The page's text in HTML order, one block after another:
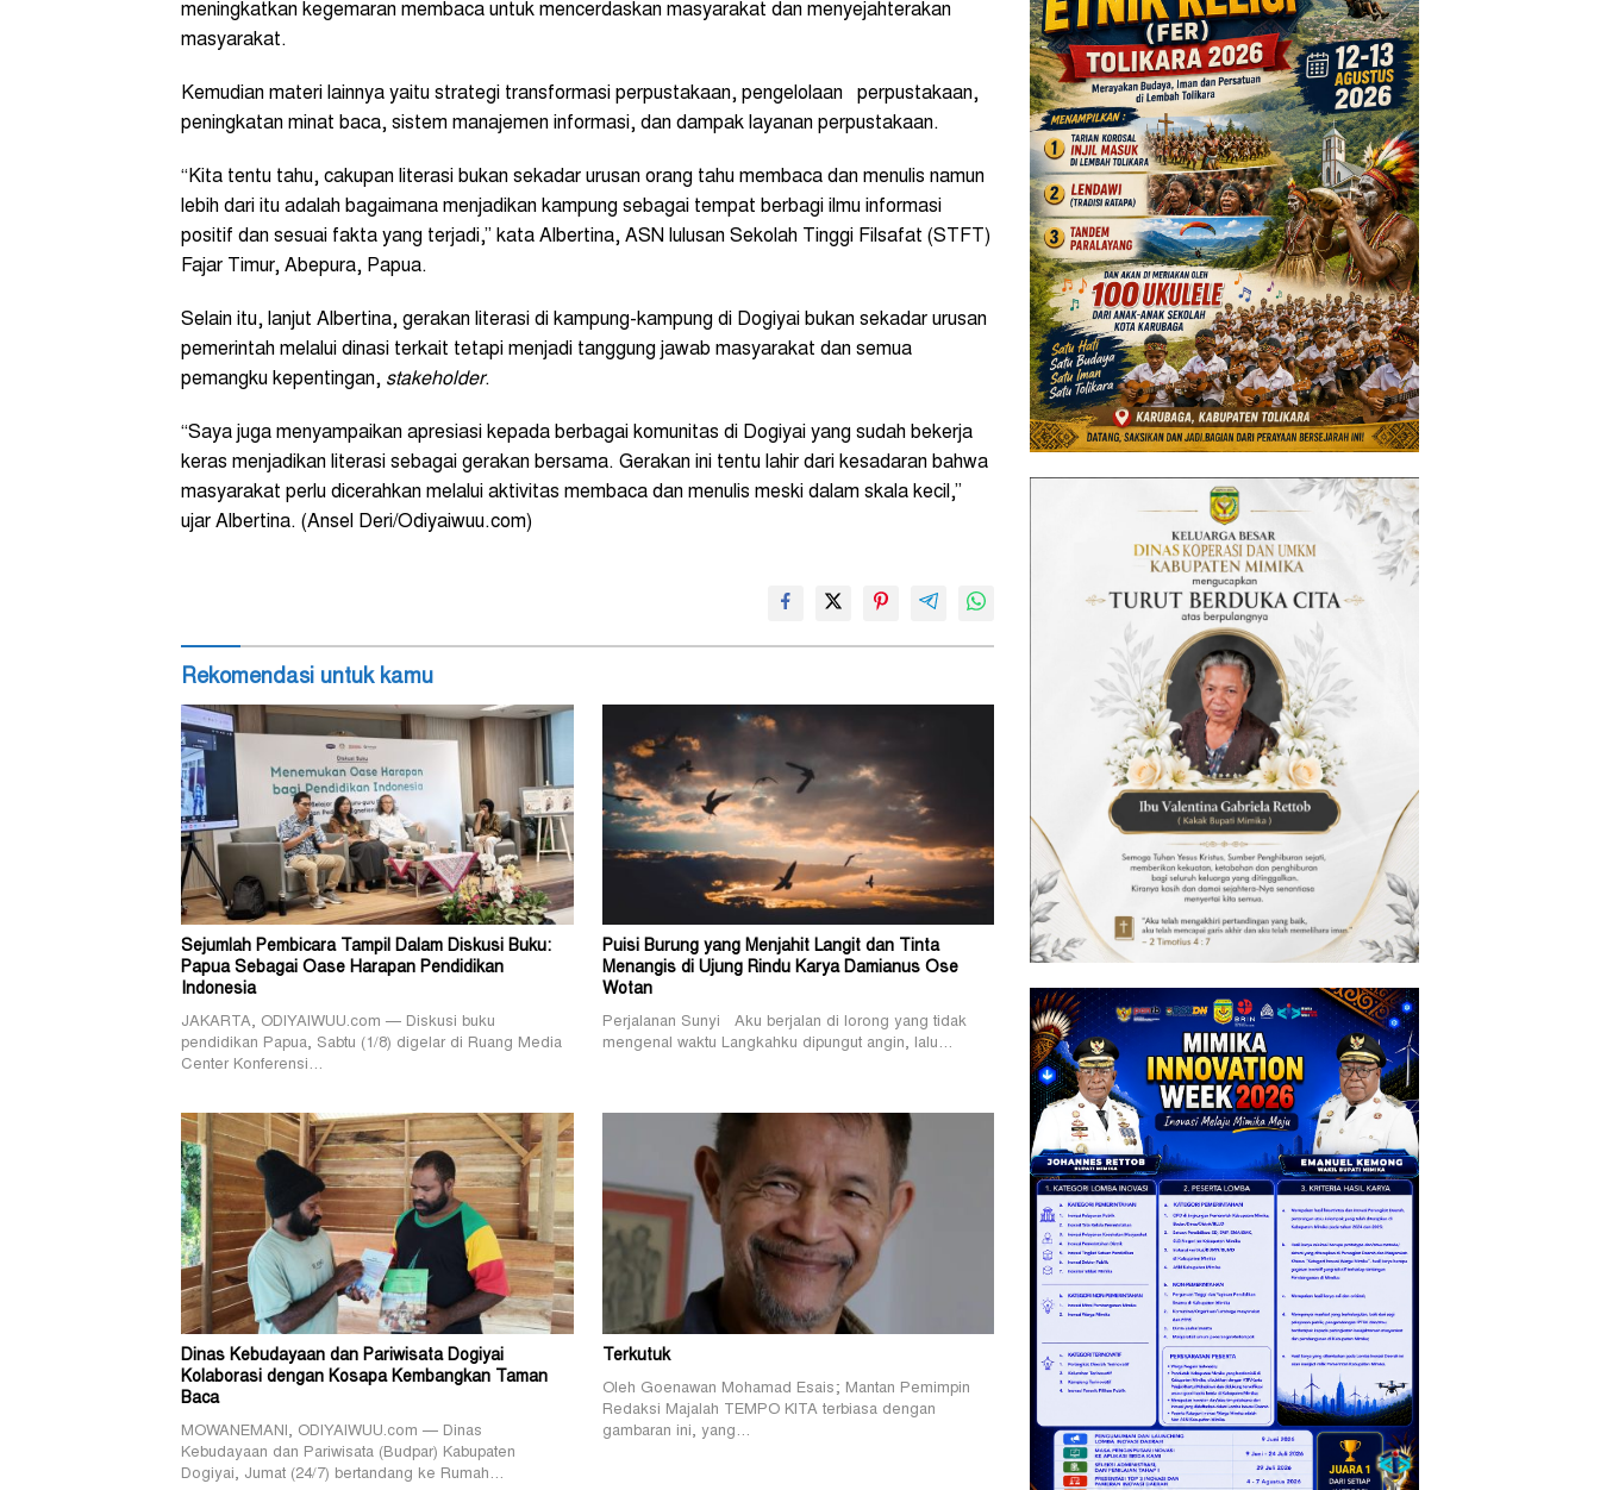
meningkatkan kegemaran membaca untuk mencerdaskan masyarakat dan menyejahterakan
masyarakat.
Kemudian materi lainnya yaitu strategi transformasi perpustakaan, pengelolaan perpustakaan,
peningkatan minat baca, sistem manajemen informasi, dan dampak layanan perpustakaan.
“Kita tentu tahu, cakupan literasi bukan sekadar urusan orang tahu membaca dan menulis namun
lebih dari itu adalah bagaimana menjadikan kampung sebagai tempat berbagi ilmu informasi
positif dan sesuai fakta yang terjadi,” kata Albertina, ASN lulusan Sekolah Tinggi Filsafat (STFT)
Fajar Timur, Abepura, Papua.
Selain itu, lanjut Albertina, gerakan literasi di kampung-kampung di Dogiyai bukan sekadar urusan
pemerintah melalui dinasi terkait tetapi menjadi tanggung jawab masyarakat dan semua
pemangku kepentingan, stakeholder.
“Saya juga menyampaikan apresiasi kepada berbagai komunitas di Dogiyai yang sudah bekerja
keras menjadikan literasi sebagai gerakan bersama. Gerakan ini tentu lahir dari kesadaran bahwa
masyarakat perlu dicerahkan melalui aktivitas membaca dan menulis meski dalam skala kecil,”
ujar Albertina. (Ansel Deri/Odiyaiwuu.com)
Rekomendasi untuk kamu
Sejumlah Pembicara Tampil Dalam Diskusi Buku:
Papua Sebagai Oase Harapan Pendidikan
Indonesia
JAKARTA, ODIYAIWUU.com — Diskusi buku
pendidikan Papua, Sabtu (1/8) digelar di Ruang Media
Center Konferensi…
Puisi Burung yang Menjahit Langit dan Tinta
Menangis di Ujung Rindu Karya Damianus Ose
Wotan
Perjalanan Sunyi Aku berjalan di lorong yang tidak
mengenal waktu Langkahku dipungut angin, lalu…
Dinas Kebudayaan dan Pariwisata Dogiyai
Kolaborasi dengan Kosapa Kembangkan Taman
Baca
MOWANEMANI, ODIYAIWUU.com — Dinas
Kebudayaan dan Pariwisata (Budpar) Kabupaten
Dogiyai, Jumat (24/7) bertandang ke Rumah…
Terkutuk
Oleh Goenawan Mohamad Esais; Mantan Pemimpin
Redaksi Majalah TEMPO KITA terbiasa dengan
gambaran ini, yang…